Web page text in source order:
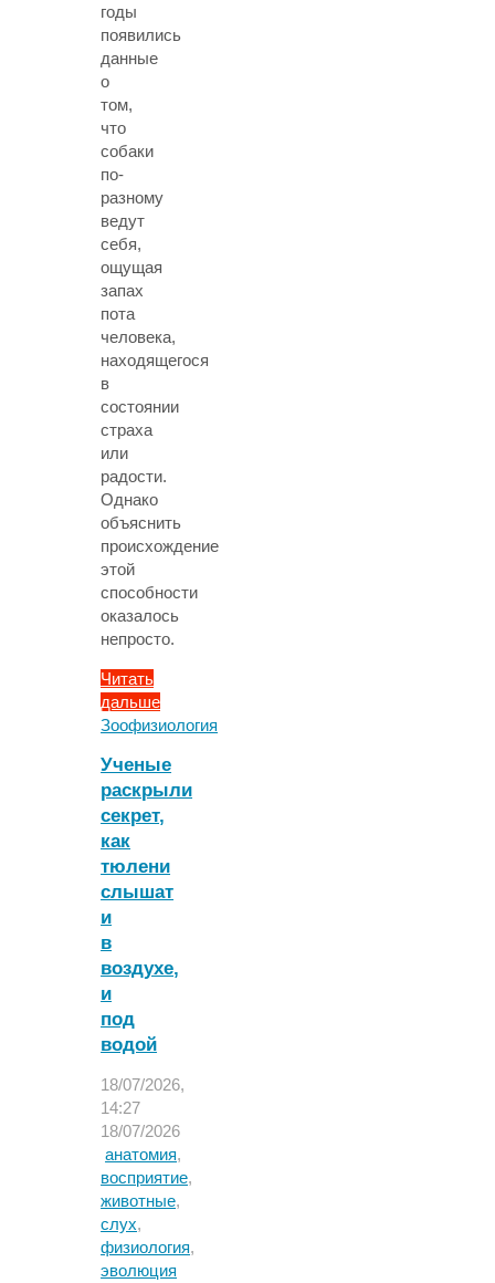
годы
появились
данные
о
том,
что
собаки
по-
разному
ведут
себя,
ощущая
запах
пота
человека,
находящегося
в
состоянии
страха
или
радости.
Однако
объяснить
происхождение
этой
способности
оказалось
непросто.
Читать
дальше
"Собаки
человеческий
страх
еще
до
одомашнивания"
Зоофизиология
Ученые
раскрыли
секрет,
как
тюлени
слышат
и
в
воздухе,
и
под
водой
18/07/2026,
14:27
18/07/2026
анатомия,
восприятие,
животные,
слух,
физиология,
эволюция